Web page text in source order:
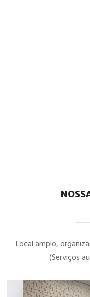
Local amplo,
(Serviços